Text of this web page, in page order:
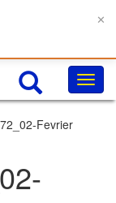
✕
la
Fevrier